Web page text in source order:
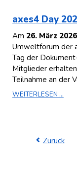
axes4 Day
Am 26. März 2026
Umweltforum der
Tag der
Mitglieder
Teilnahme an der
WEITERLESEN ...
Zurück